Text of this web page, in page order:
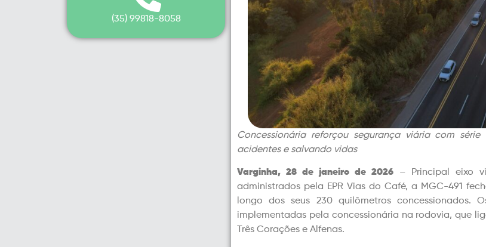
(35) 99818-8058
Concessionária reforçou segurança viária com
acidentes e salvando vidas
Varginha, 28 de janeiro de 2026 – Principal eixo
administrados pela EPR Vias do Café, a MGC-491
longo dos seus 230 quilômetros concessionados.
implementadas pela concessionária na rodovia, que
Três Corações e Alfenas.